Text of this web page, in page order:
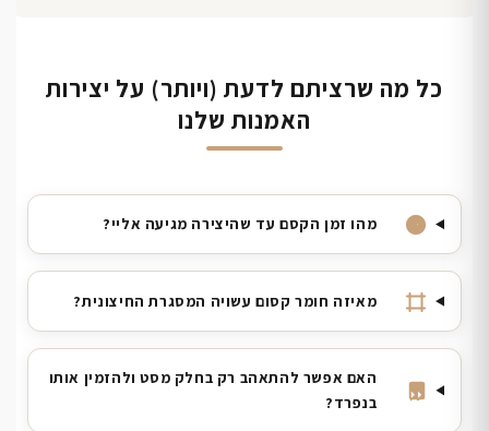
כל מה שרציתם לדעת (ויותר) על יצירות
האמנות שלנו
מהו זמן הקסם עד שהיצירה מגיעה אליי?
מאיזה חומר קסום עשויה המסגרת החיצונית?
האם אפשר להתאהב רק בחלק מסט ולהזמין אותו
בנפרד?